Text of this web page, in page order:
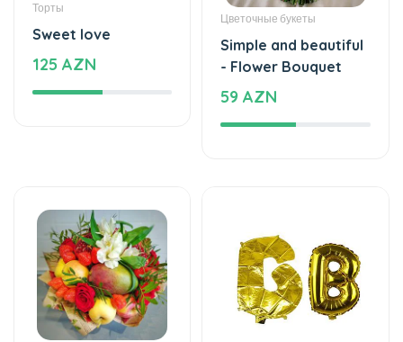
Торты
Sweet love
125 AZN
Цветочные букеты
Simple and beautiful
- Flower Bouquet
59 AZN